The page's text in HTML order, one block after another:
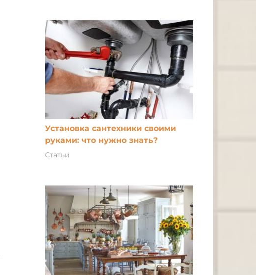
Установка сантехники своими
руками: что нужно знать?
Статьи